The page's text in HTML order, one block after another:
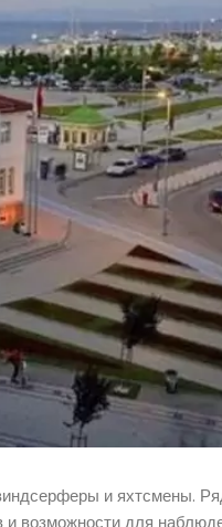
и яхтсмены.
возможности для